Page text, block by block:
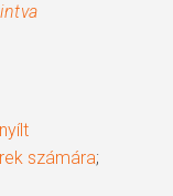
számára;